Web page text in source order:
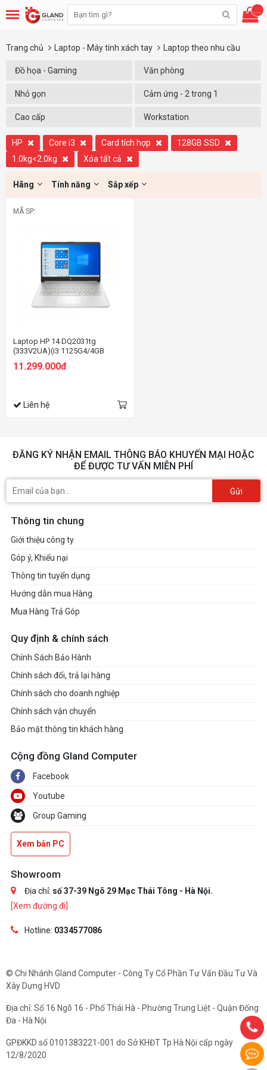
...
Trang chủ Laptop - Máy tính xách tay Laptop theo nhu cầu
Đồ họa - Gaming Văn phòng
Nhỏ gọn Cảm ứng - 2 trong 1
Cao cấp Workstation
HP Core i3 Card tích hợp
128GB SSD
1.0kg<2.0kg
Xóa tất cả
Hãng Tính năng Sắp xếp
MÃ SP:
Laptop HP 14 DQ2031tg
(333V2UA)(i3 1125G4/4GB
FHD/Win/Bạc)
11.299.000đ
Liên hệ
ĐĂNG KÝ NHẬN EMAIL THÔNG BÁO KHUYẾN MẠI HOẶC
ĐỂ ĐƯỢC TƯ VẤN MIỄN PHÍ
Gửi
Thông tin chung
Giới thiệu công ty
Góp ý, Khiếu nại
Thông tin tuyển dụng
Hướng dẫn mua Hàng
Mua Hàng Trả Góp
Quy định & chính sách
Chính Sách Bảo Hành
Chính sách đổi, trả lại hàng
Chính sách cho doanh nghiệp
Chính sách vận chuyển
Bảo mật thông tin khách hàng
Cộng đồng Gland Computer
Facebook
Youtube
Group Gaming
Xem bản PC
Showroom
Địa chỉ: số 37-39 Ngõ 29 Mạc Thái Tông - Hà Nội.
[Xem đường đi]
Hotline: 0334577086
© Chi Nhánh Gland Computer - Công Ty Cổ Phần Tư Vấn Đầu Tư Và
Xây Dựng HVD
Địa chỉ: Số 16 Ngõ 16 - Phố Thái Hà - Phường Trung Liệt - Quận Đống
Đa - Hà Nội
GPĐKKD số 0101383221-001 do Sở KHĐT Tp.Hà Nội cấp ngày
12/8/2020